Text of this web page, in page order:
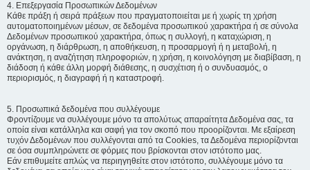
4. Επεξεργασία Προσωπικών Δεδομένων
Κάθε πράξη ή σειρά πράξεων που πραγματοποιείται με ή χωρίς τη χρήση
αυτοματοποιημένων μέσων, σε δεδομένα προσωπικού χαρακτήρα ή σε σύνολα
Δεδομένων προσωπικού χαρακτήρα, όπως η συλλογή, η καταχώριση, η
οργάνωση, η διάρθρωση, η αποθήκευση, η προσαρμογή ή η μεταβολή, η
ανάκτηση, η αναζήτηση πληροφοριών, η χρήση, η κοινολόγηση με διαβίβαση, η
διάδοση ή κάθε άλλη μορφή διάθεσης, η συσχέτιση ή ο συνδυασμός, ο
περιορισμός, η διαγραφή ή η καταστροφή.
5. Προσωπικά δεδομένα που συλλέγουμε
Φροντίζουμε να συλλέγουμε μόνο τα απολύτως απαραίτητα Δεδομένα σας, τα
οποία είναι κατάλληλα και σαφή για τον σκοπό που προορίζονται. Με εξαίρεση
τυχόν Δεδομένων που συλλέγονται από τα Cookies, τα Δεδομένα περιορίζονται
σε όσα συμπληρώνετε σε φόρμες που βρίσκονται στον ιστότοπο μας.
Εάν επιθυμείτε απλώς να περιηγηθείτε στον ιστότοπο, συλλέγουμε μόνο τα